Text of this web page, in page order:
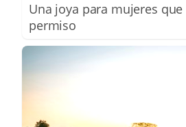
Una joya para mujeres
permiso